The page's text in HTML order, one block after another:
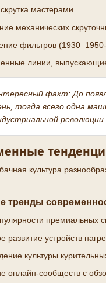
мастерами.
механических
фильтров (1930–1950-
линии,
факт:До
тогда всего одна
культура
тренды
премиальных
развитие устройств
культуры
онлайн-сообществ с